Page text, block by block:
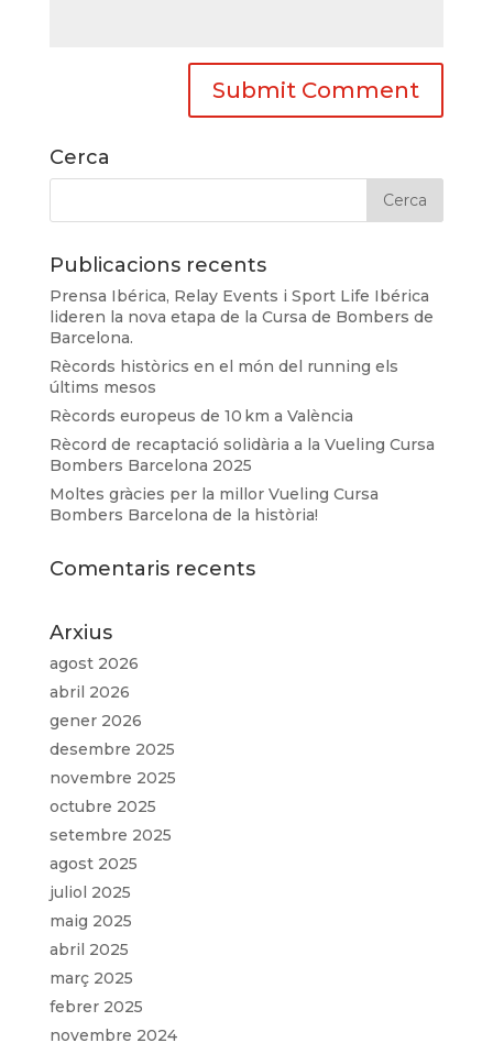
Cerca
Publicacions recents
Prensa Ibérica, Relay Events i Sport Life Ibérica
lideren la nova etapa de la Cursa de Bombers de
Barcelona.
Rècords històrics en el món del running els
últims mesos
Rècords europeus de 10 km a València
Rècord de recaptació solidària a la Vueling Cursa
Bombers Barcelona 2025
Moltes gràcies per la millor Vueling Cursa
Bombers Barcelona de la història!
Comentaris recents
Arxius
agost 2026
abril 2026
gener 2026
desembre 2025
novembre 2025
octubre 2025
setembre 2025
agost 2025
juliol 2025
maig 2025
abril 2025
març 2025
febrer 2025
novembre 2024